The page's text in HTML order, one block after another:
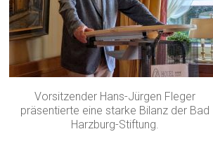
Vorsitzender Hans-Jürgen Fleger
präsentierte eine starke Bilanz der Bad
Harzburg-Stiftung.